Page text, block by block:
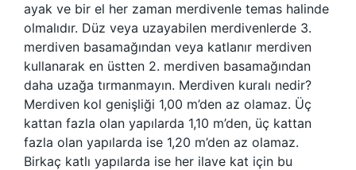
ayak ve bir el her zaman merdivenle temas halinde
olmalıdır. Düz veya uzayabilen merdivenlerde 3.
merdiven basamağından veya katlanır merdiven
kullanarak en üstten 2. merdiven basamağından
daha uzağa tırmanmayın. Merdiven kuralı nedir?
Merdiven kol genişliği 1,00 m’den az olamaz. Üç
kattan fazla olan yapılarda 1,10 m’den, üç kattan
fazla olan yapılarda ise 1,20 m’den az olamaz.
Birkaç katlı yapılarda ise her ilave kat için bu